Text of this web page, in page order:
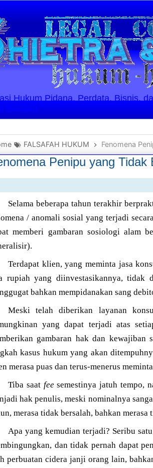
Hukum Pidana, Perdata, Bisnis,
Berlaku
FALSAFAH HUKUM Fenomena
Penipu yang Tidak
Selama beberapa tahun terakhir
/ anomali sosial yang terjadi
memberi gambaran sosiologi alam
Terdapat klien, yang meminta jasa
rupiah yang diinvestasikannya, tidak
bahkan mempidanakan sang
Meski telah diberikan layanan
yang dapat terjadi atas
gambaran hak dan kewajiban
kasus hukum yang akan
merasa puas dan terus-menerus
Tiba saat feesemestinya jatuh tempo,
hak penulis, meski nominalnya
merasa tidak bersalah, bahkan merasa
Apa yang kemudian terjadi? Seribu
dan tidak pernah dapat
perbuatan cidera janji orang lain,